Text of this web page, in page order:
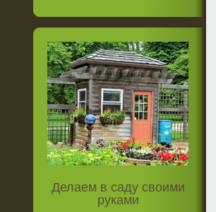
Делаем в саду своими
руками